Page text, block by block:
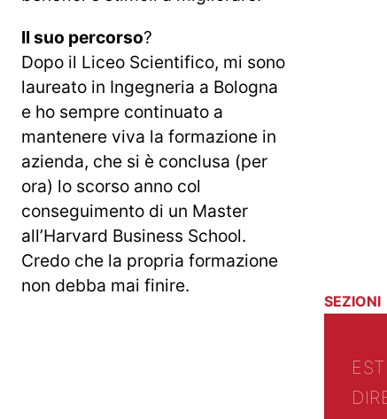
Il suo percorso?
Dopo il Liceo Scientifico, mi sono
laureato in Ingegneria a Bologna
e ho sempre continuato a
mantenere viva la formazione in
azienda, che si è conclusa (per
ora) lo scorso anno col
conseguimento di un Master
all’Harvard Business School.
Credo che la propria formazione
non debba mai finire.
SEZIONI